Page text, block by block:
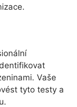
Vaše
tyto testy a